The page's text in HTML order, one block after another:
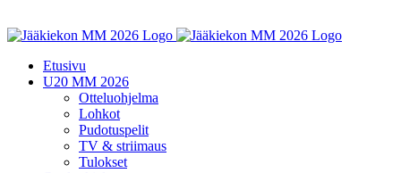
Etusivu
U20 MM 2026
Otteluohjelma
Lohkot
Pudotuspelit
TV & striimaus
Tulokset